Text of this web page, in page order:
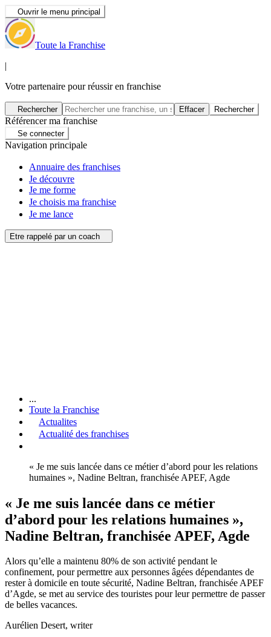
Ouvrir le menu principal
Toute la Franchise
|
Votre partenaire pour réussir en franchise
Rechercher Effacer Rechercher
Référencer ma franchise
Se connecter
Navigation principale
Annuaire des franchises
Je découvre
Je me forme
Je choisis ma franchise
Je me lance
Etre rappelé par un coach
...
Toute la Franchise
Actualites
Actualité des franchises
« Je me suis lancée dans ce métier d’abord pour les relations
humaines », Nadine Beltran, franchisée APEF, Agde
« Je me suis lancée dans ce métier
d’abord pour les relations humaines »,
Nadine Beltran, franchisée APEF, Agde
Alors qu’elle a maintenu 80% de son activité pendant le
confinement, pour permettre aux personnes âgées dépendantes de
rester à domicile en toute sécurité, Nadine Beltran, franchisée APEF
d’Agde, se met au service des touristes pour leur permettre de passer
de belles vacances.
Aurélien Desert, writer